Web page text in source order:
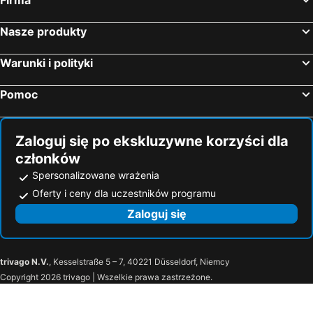
Gdańsk, Pomorskie Hotele
Międzyzdroje, zachodniopomorskie Hotele
Karpacz, Dolnośląskie Hotele
Nasze produkty
Warunki i polityki
Pomoc
Zaloguj się po ekskluzywne korzyści dla
członków
Spersonalizowane wrażenia
Oferty i ceny dla uczestników programu
Zaloguj się
trivago N.V., Kesselstraße 5 – 7, 40221 Düsseldorf, Niemcy
Copyright 2026 trivago | Wszelkie prawa zastrzeżone.